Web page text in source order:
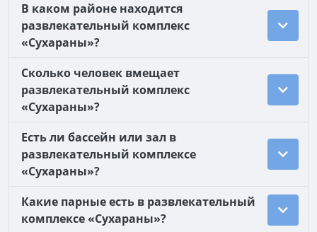
В каком районе находится
развлекательный комплекс
«Сухараны»?
Сколько человек вмещает
развлекательный комплекс
«Сухараны»?
Есть ли бассейн или зал в
развлекательный комплексе
«Сухараны»?
Какие парные есть в развлекательный
комплексе «Сухараны»?